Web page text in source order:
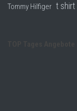
Tommy Hilfiger t shirt